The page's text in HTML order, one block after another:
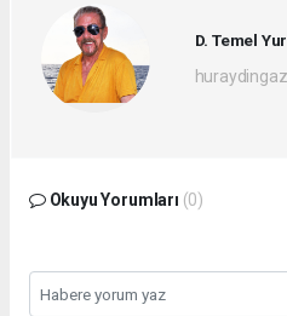
D. Temel
Okuyu Yorumları (0)